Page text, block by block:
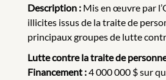
Description : Mis en œuvre par
illicites issus de la traite de
principaux groupes de lutte
Lutte contre la traite de
Financement :4 000 000 $ sur